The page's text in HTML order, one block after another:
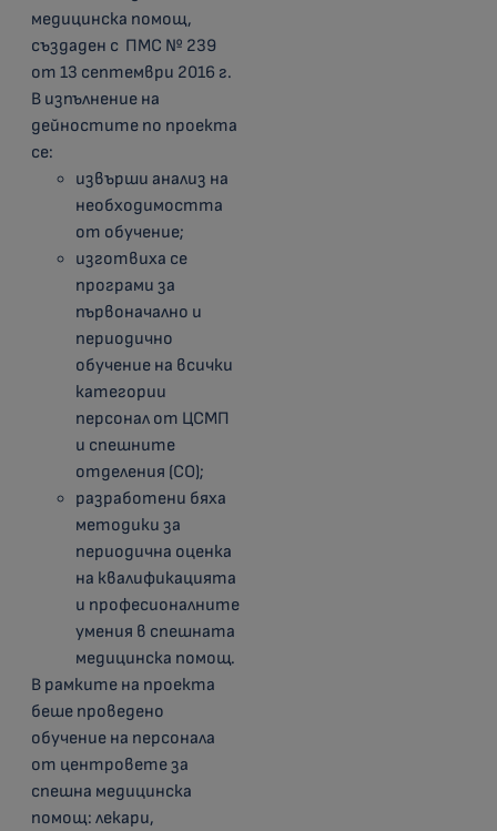
медицинска помощ,
създаден с ПМС № 239
от 13 септември 2016 г.
В изпълнение на
дейностите по проекта
се:
извърши анализ на
необходимостта
от обучение;
изготвиха се
програми за
първоначално и
периодично
обучение на всички
категории
персонал от ЦСМП
и спешните
отделения (СО);
разработени бяха
методики за
периодична оценка
на квалификацията
и професионалните
умения в спешната
медицинска помощ.
В рамките на проекта
беше проведено
обучение на персонала
от центровете за
спешна медицинска
помощ: лекари,